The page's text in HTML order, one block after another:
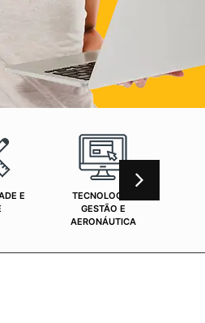
E
TECNOLOGIA,
GESTÃO E
AERONÁUTICA